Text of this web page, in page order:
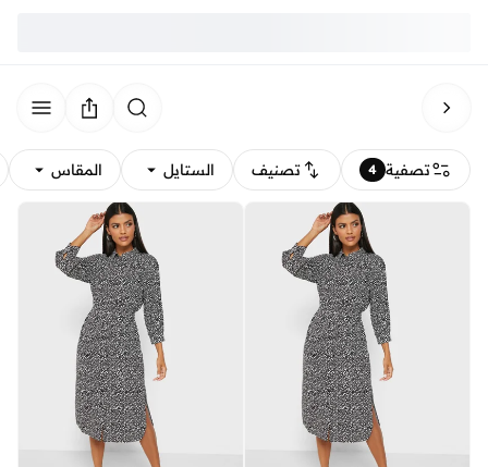
تصفية 4 تصنيف الستايل المقاس